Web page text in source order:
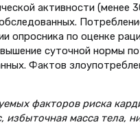
активности (менее
опросника по оценке
суточной нормы
Фактов
факторов риска
масса тела,